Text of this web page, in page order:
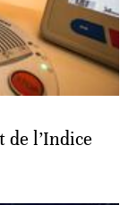
de l’Indice